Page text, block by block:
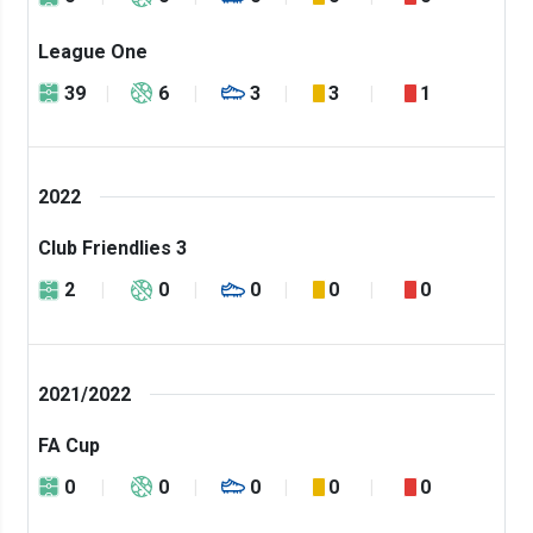
League One
39
6 3 3 1
2022
Club Friendlies 3
2
0 0 0 0
2021/2022
FA Cup
0
0 0 0 0